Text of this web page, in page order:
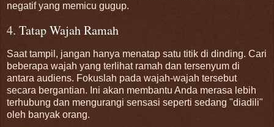
negatif yang memicu gugup.
4. Tatap Wajah Ramah
Saat tampil, jangan hanya menatap satu titik di dinding. Cari
beberapa wajah yang terlihat ramah dan tersenyum di
antara audiens. Fokuslah pada wajah-wajah tersebut
secara bergantian. Ini akan membantu Anda merasa lebih
terhubung dan mengurangi sensasi seperti sedang "diadili"
oleh banyak orang.